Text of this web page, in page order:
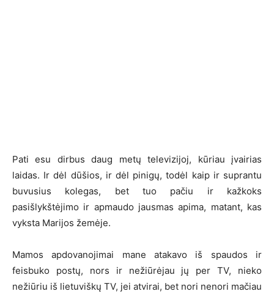
Pati esu dirbus daug metų televizijoj, kūriau įvairias
laidas. Ir dėl dūšios, ir dėl pinigų, todėl kaip ir suprantu
buvusius kolegas, bet tuo pačiu ir kažkoks
pasišlykštėjimo ir apmaudo jausmas apima, matant, kas
vyksta Marijos žemėje.
Mamos apdovanojimai mane atakavo iš spaudos ir
feisbuko postų, nors ir nežiūrėjau jų per TV, nieko
nežiūriu iš lietuviškų TV, jei atvirai, bet nori nenori mačiau